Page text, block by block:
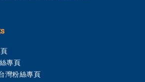
專頁
灣粉絲專頁